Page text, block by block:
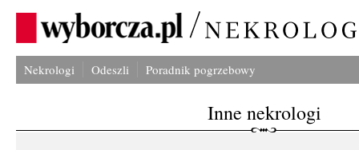
Nekrologi Odeszli Poradnik pogrzebowy
Inne nekrologi